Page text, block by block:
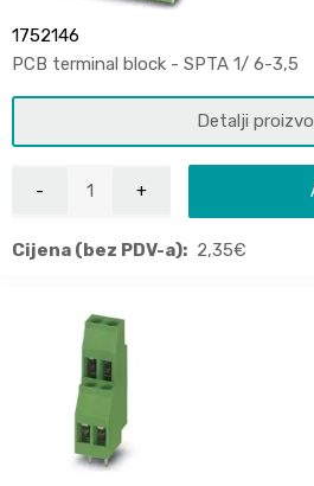
1752146
PCB terminal block - SPTA 1/ 6-3,5
Detalji
Cijena (bez PDV-a): 2,35€